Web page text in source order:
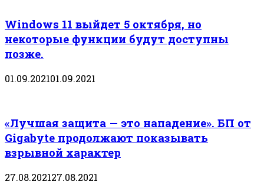
Windows 11 выйдет 5 октября, но
некоторые функции будут доступны
позже.
01.09.202101.09.2021
«Лучшая защита — это нападение». БП от
Gigabyte продолжают показывать
взрывной характер
27.08.202127.08.2021